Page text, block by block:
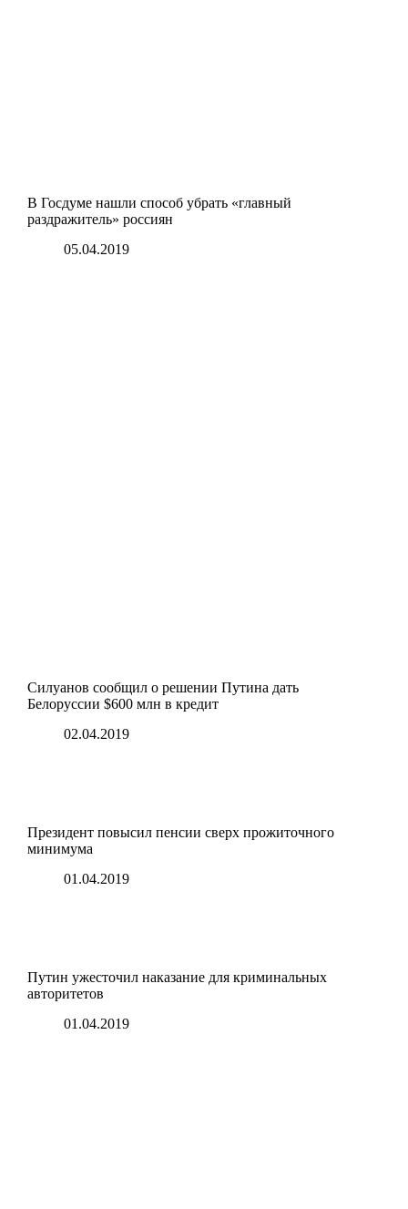
В Госдуме нашли способ убрать «главный
раздражитель» россиян
05.04.2019
Силуанов сообщил о решении Путина дать
Белоруссии $600 млн в кредит
02.04.2019
Президент повысил пенсии сверх прожиточного
минимума
01.04.2019
Путин ужесточил наказание для криминальных
авторитетов
01.04.2019